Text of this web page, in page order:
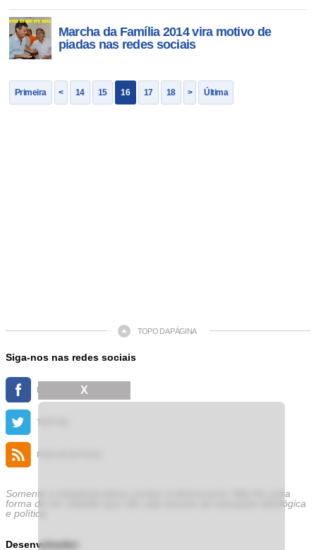
Marcha da Família 2014 vira motivo de
piadas nas redes sociais
Primeira < 14 15 16 17 18 > Última
TOPO DA PÁGINA
Siga-nos nas redes sociais
FACEBOOK
TWITTER
FEED DE NOTÍCIAS
Somente a cidadania plena conduz à democracia. Não há outra
forma de ser cidadão que não seja através da educação ideológica
e política.
Desenvolvedor
X